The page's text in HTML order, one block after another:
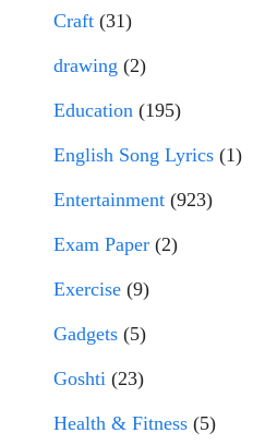
Craft (31)
drawing (2)
Education (195)
English Song Lyrics (1)
Entertainment (923)
Exam Paper (2)
Exercise (9)
Gadgets (5)
Goshti (23)
Health & Fitness (5)